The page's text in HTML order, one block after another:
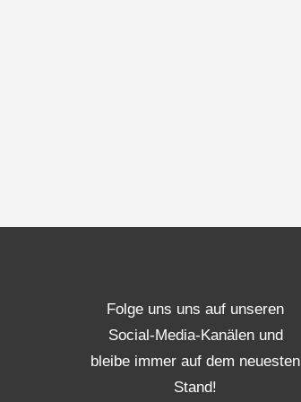
Folge uns uns auf unseren
Social-Media-Kanälen und
bleibe immer auf dem neuesten
Stand!